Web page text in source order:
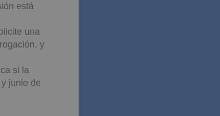
está
una
y
si la
junio de